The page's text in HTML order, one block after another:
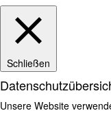
Schließen
Unsere Website